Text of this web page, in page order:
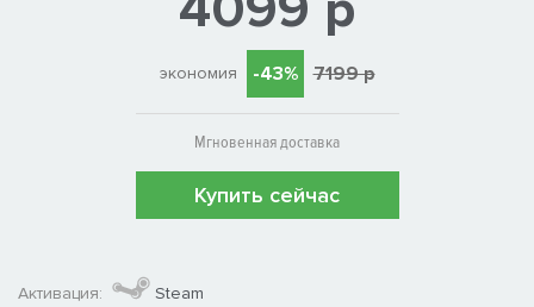
экономия -43% 7199 р
Мгновенная доставка
Купить сейчас
Активация:
Steam